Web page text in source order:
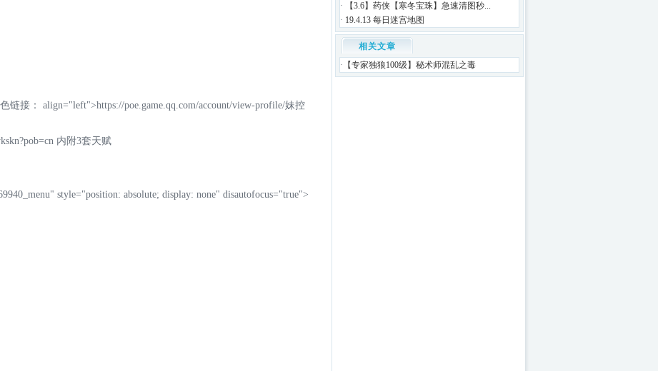
链接： align="left">https://poe.game.qq.com/account/view-profile/妹控
内附3套天赋
style="position: absolute; display: none" disautofocus="true">
·
【3.6】药侠【寒冬宝珠】急速清图秒...
· 19.4.13 每日迷宫地图
相关文章
· 【专家独狼100级】秘术师混乱之毒